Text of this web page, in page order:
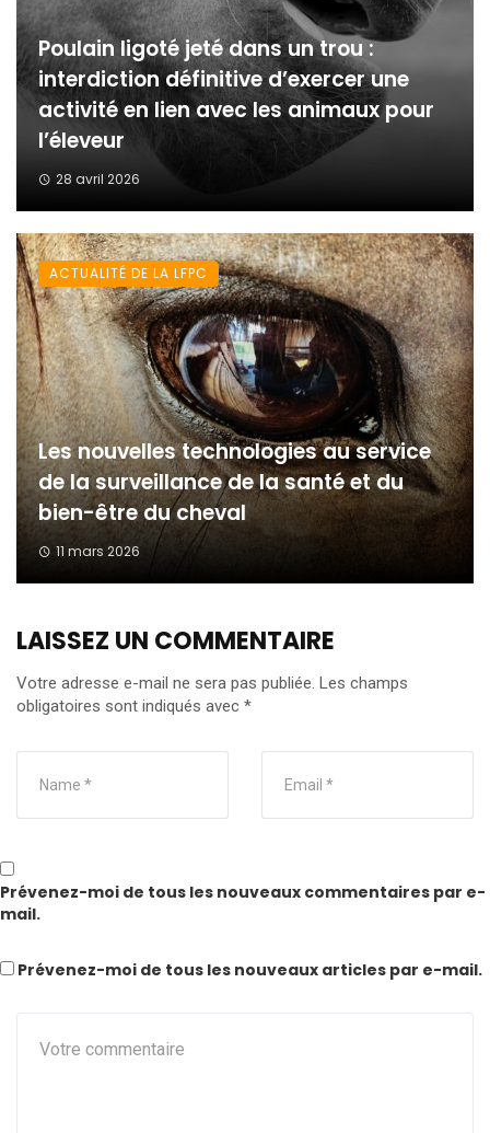
Poulain ligoté jeté dans un trou :
interdiction définitive d’exercer une
activité en lien avec les animaux pour
l’éleveur
28 avril 2026
Les nouvelles technologies au service
de la surveillance de la santé et du
bien-être du cheval
11 mars 2026
ACTUALITÉ DE LA LFPC
LAISSEZ UN COMMENTAIRE
Votre adresse e-mail ne sera pas publiée. Les champs
obligatoires sont indiqués avec *
Prévenez-moi de tous les nouveaux commentaires par e-
mail.
Prévenez-moi de tous les nouveaux articles par e-mail.